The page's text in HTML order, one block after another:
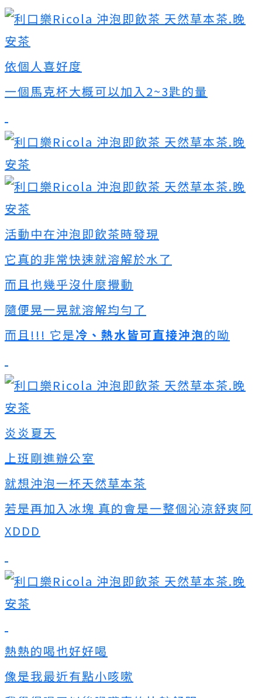
依個人喜好度
一個馬克杯大概可以加入2~3匙的量
活動中在沖泡即飲茶時發現
它真的非常快速就溶解於水了
而且也幾乎沒什麼攪動
隨便晃一晃就溶解均勻了
而且!!! 它是冷、熱水皆可直接沖泡的呦
炎炎夏天
上班剛進辦公室
就想沖泡一杯天然草本茶
若是再加入冰塊 真的會是一整個沁涼舒爽阿
XDDD
熱熱的喝也好好喝
像是我最近有點小咳嗽